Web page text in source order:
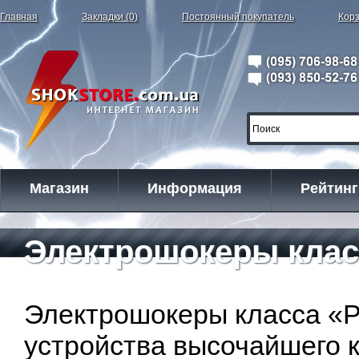
Главная Закладки (0) Постоянный покупатель
Магазин Информация
Электрошокеры
Электрошокеры класса
устройства высочайшего